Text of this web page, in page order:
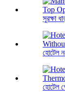
সুরক্ষা
হোটেল
হোটেল